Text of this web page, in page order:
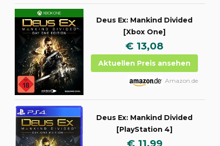
Deus Ex: Mankind Divided
[Xbox One]
€ 13,08
Aktuellen Preis ansehen
Amazon.de
Deus Ex: Mankind Divided
[PlayStation 4]
€ 11,99